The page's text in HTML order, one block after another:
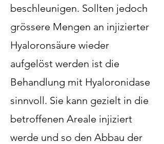
beschleunigen. Sollten jedoch
grössere Mengen an injizierter
Hyaloronsäure wieder
aufgelöst werden ist die
Behandlung mit Hyaloronidase
sinnvoll. Sie kann gezielt in die
betroffenen Areale injiziert
werde und so den Abbau der